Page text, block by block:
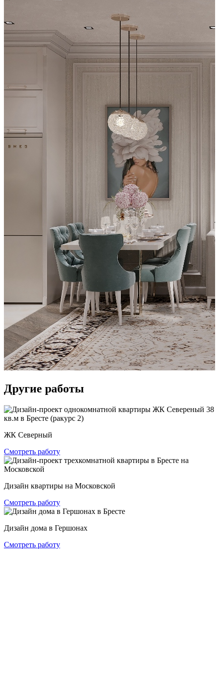
Другие работы
ЖК Северный
Смотреть работу
Дизайн квартиры на Московской
Смотреть работу
Дизайн дома в Гершонах
Смотреть работу